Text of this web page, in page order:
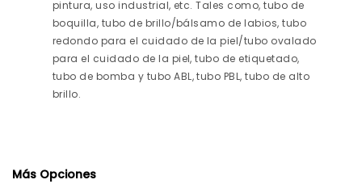
pintura, uso industrial, etc. Tales como, tubo de
boquilla, tubo de brillo/bálsamo de labios, tubo
redondo para el cuidado de la piel/tubo ovalado
para el cuidado de la piel, tubo de etiquetado,
tubo de bomba y tubo ABL, tubo PBL, tubo de alto
brillo.
Más Opciones